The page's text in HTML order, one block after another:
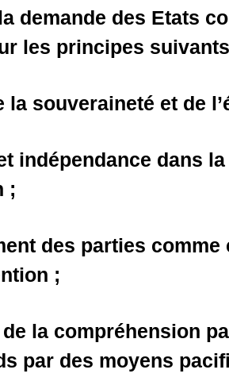
demande des Etats
les principes
la souveraineté et de
indépendance dans
;
des parties
;
la compréhension
par des moyens